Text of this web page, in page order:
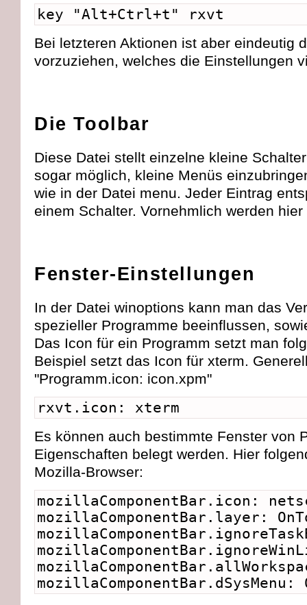
key "Alt+Ctrl+t" rxvt
Bei letzteren Aktionen ist aber eindeutig
vorzuziehen, welches die Einstellungen
Die Toolbar
Diese Datei stellt einzelne kleine
sogar möglich, kleine Menüs
wie in der Datei menu. Jeder Eintrag
einem Schalter. Vornehmlich werden
Fenster-Einstellungen
In der Datei winoptions kann man das
spezieller Programme beeinflussen,
Das Icon für ein Programm setzt man
Beispiel setzt das Icon für xterm.
"Programm.icon: icon.xpm"
rxvt.icon: xterm
Es können auch bestimmte Fenster von
Eigenschaften belegt werden. Hier
Mozilla-Browser:
mozillaComponentBar.icon:
mozillaComponentBar.layer:
mozillaComponentBar.dSysMenu: